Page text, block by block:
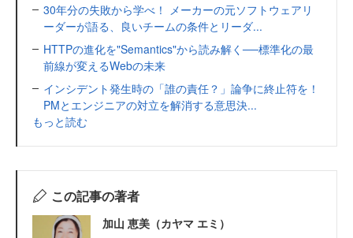
30年分の失敗から学べ！ メーカーの元ソフトウェアリ
ーダーが語る、良いチームの条件とリーダ...
HTTPの進化を"Semantics"から読み解く──標準化の最
前線が変えるWebの未来
インシデント発生時の「誰の責任？」論争に終止符を！
PMとエンジニアの対立を解消する意思決...
もっと読む
この記事の著者
加山 恵美（カヤマ エミ）